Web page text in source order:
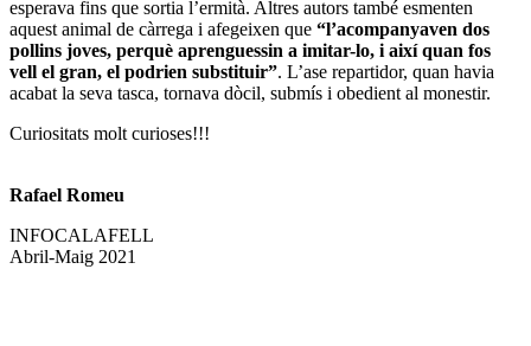
esperava fins que sortia l’ermità. Altres autors també esmenten
aquest animal de càrrega i afegeixen que “l’acompanyaven dos
pollins joves, perquè aprenguessin a imitar-lo, i així quan fos
vell el gran, el podrien substituir”. L’ase repartidor, quan havia
acabat la seva tasca, tornava dòcil, submís i obedient al monestir.
Curiositats molt curioses!!!
Rafael Romeu
INFOCALAFELL
Abril-Maig 2021